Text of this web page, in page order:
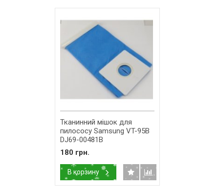
Тканинний мішок для
пилососу Samsung VT-95B
DJ69-00481B
180 грн.
В корзину